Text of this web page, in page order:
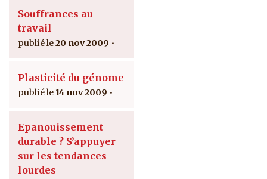
Souffrances au
travail
20 nov 2009
Plasticité du génome
14 nov 2009
Epanouissement
durable ? S’appuyer
sur les tendances
lourdes